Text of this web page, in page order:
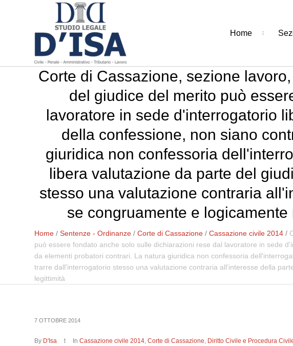
Home
Corte di Cassazione, sezione
del giudice del merito può
lavoratore in sede d'interrogatorio
della confessione, non siano
giuridica non confessoria
libera valutazione da parte del
stesso una valutazione contraria
se congruamente e
Home /Sentenze - Ordinanze /Corte di Cassazione /Cassazione civile 2014 /
può essere fondato anche solo sulle dichiarazioni rese dal lavoratore in sede
da elementi probatori contrari. La natura giuridica non confessoria
trarre dall'interrogatorio stesso una valutazione contraria all'interesse della
legittimità
7 OTTOBRE 2014
By D'Isa InCassazione civile 2014,Corte di Cassazione, Diritto Civile e Procedura